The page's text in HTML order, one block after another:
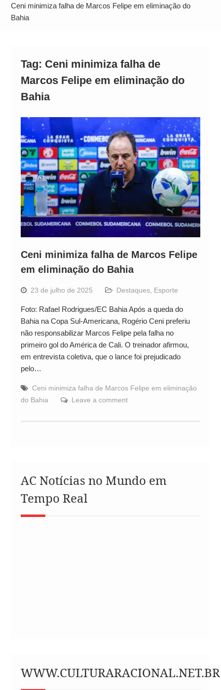
Alto
Ceni minimiza falha de Marcos Felipe em eliminação do
Bahia
Tag: Ceni minimiza falha de
Marcos Felipe em eliminação do
Bahia
Ceni minimiza falha de Marcos Felipe
em eliminação do Bahia
23 de julho de 2025 Destaques, Esporte
Foto: Rafael Rodrigues/EC Bahia Após a queda do
Bahia na Copa Sul-Americana, Rogério Ceni preferiu
não responsabilizar Marcos Felipe pela falha no
primeiro gol do América de Cali. O treinador afirmou,
em entrevista coletiva, que o lance foi prejudicado
pelo…
Ceni minimiza falha de Marcos Felipe em eliminação
do Bahia
Leave a comment
AC Notícias no Mundo em
Tempo Real
WWW.CULTURARACIONAL.NET.BR